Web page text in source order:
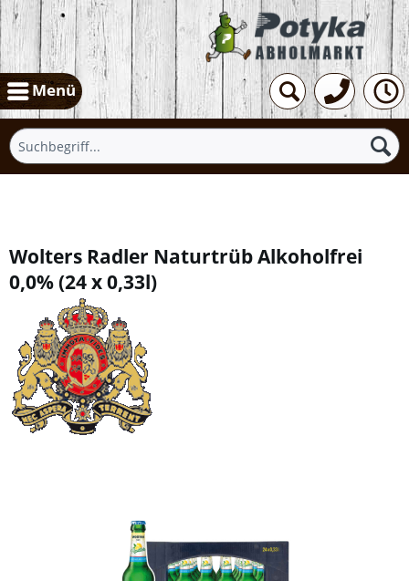
Menü
Wolters Radler Naturtrüb Alkoholfrei
0,0%(24 x 0,33l)